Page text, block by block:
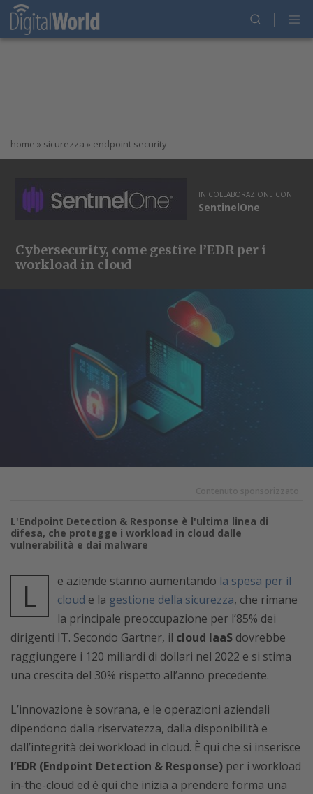
home » sicurezza » endpoint security
IN COLLABORAZIONE CON
SentinelOne
Cybersecurity, come gestire l’EDR per i
workload in cloud
L'Endpoint Detection & Response è l'ultima linea di
difesa, che protegge i workload in cloud dalle
vulnerabilità e dai malware
L e aziende stanno aumentando la spesa per il
cloud e la gestione della sicurezza, che rimane
la principale preoccupazione per l’85% dei
dirigenti IT. Secondo Gartner, il cloud IaaS dovrebbe
raggiungere i 120 miliardi di dollari nel 2022 e si stima
una crescita del 30% rispetto all’anno precedente.
L’innovazione è sovrana, e le operazioni aziendali
dipendono dalla riservatezza, dalla disponibilità e
dall’integrità dei workload in cloud. È qui che si inserisce
l’EDR (Endpoint Detection & Response) per i workload
in-the-cloud ed è qui che inizia a prendere forma una